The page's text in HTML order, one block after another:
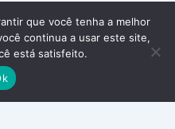
que você tenha a melhor
continua a usar este site,
está satisfeito.